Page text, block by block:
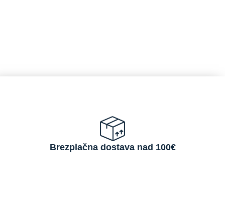
Brezplačna dostava nad 100€